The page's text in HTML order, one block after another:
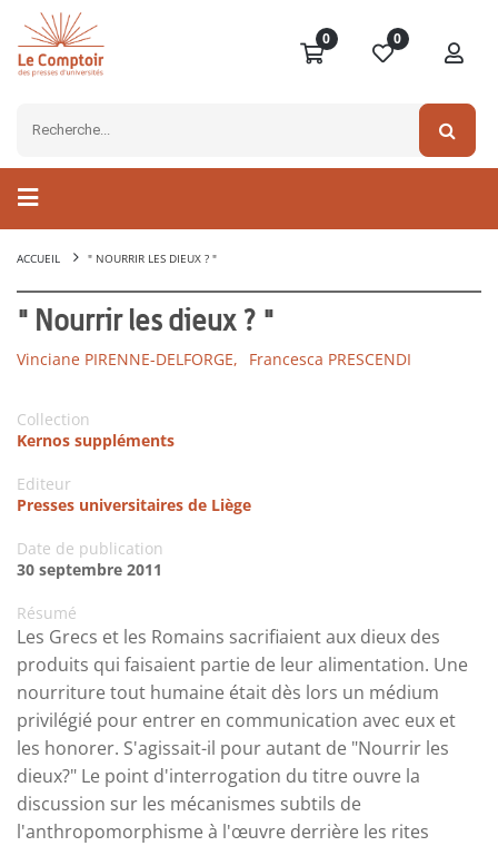
0 0
ACCUEIL " NOURRIR LES DIEUX ? "
" Nourrir les dieux ? "
Vinciane PIRENNE-DELFORGE, Francesca PRESCENDI
Collection
Kernos suppléments
Editeur
Presses universitaires de Liège
Date de publication
30 septembre 2011
Résumé
Les Grecs et les Romains sacrifiaient aux dieux des
produits qui faisaient partie de leur alimentation. Une
nourriture tout humaine était dès lors un médium
privilégié pour entrer en communication avec eux et
les honorer. S'agissait-il pour autant de "Nourrir les
dieux?" Le point d'interrogation du titre ouvre la
discussion sur les mécanismes subtils de
l'anthropomorphisme à l'œuvre derrière les rites